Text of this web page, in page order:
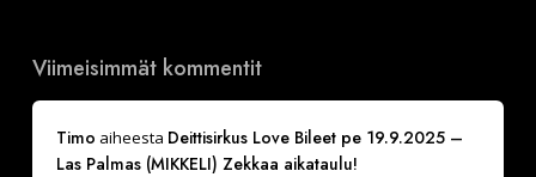
Viimeisimmät kommentit
Timo aiheesta Deittisirkus Love Bileet pe 19.9.2025 –
Las Palmas (MIKKELI) Zekkaa aikataulu!